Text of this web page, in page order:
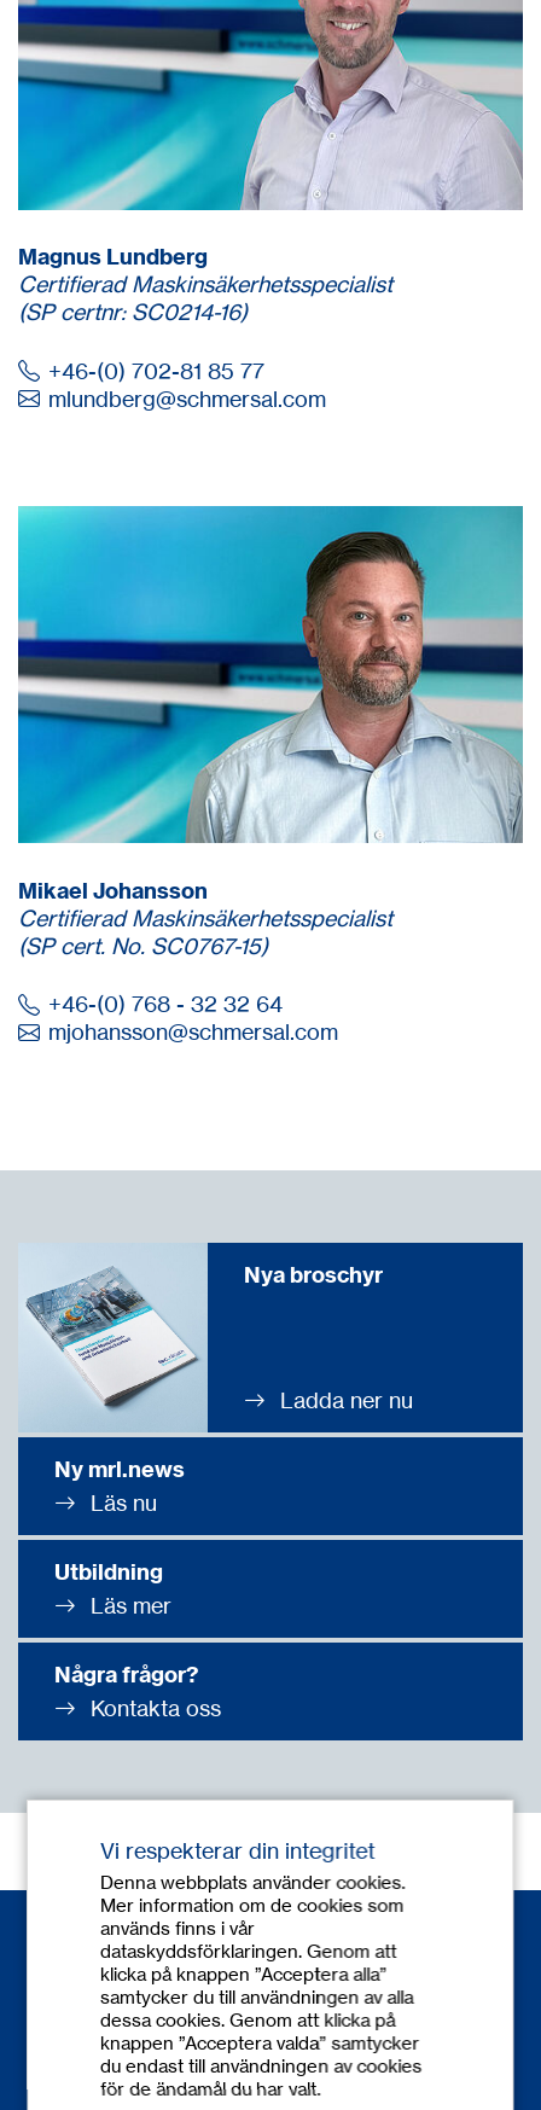
Magnus Lundberg
Certifierad Maskinsäkerhetsspecialist
(SP certnr: SC0214-16)
+46-(0) 702-81 85 77
mlundberg@schmersal.com
Mikael Johansson
Certifierad Maskinsäkerhetsspecialist
(SP cert. No. SC0767-15)
+46-(0) 768 - 32 32 64
mjohansson@schmersal.com
Nya broschyr
Ladda ner nu
Ny mrl.news
Läs nu
Utbildning
Läs mer
Några frågor?
Kontakta oss
Kontakt
+46-(0) 31-3 38 35 00
Vi respekterar din integritet
Denna webbplats använder cookies.
Mer information om de cookies som
används finns i vår
dataskyddsförklaringen. Genom att
klicka på knappen ”Acceptera alla”
samtycker du till användningen av alla
dessa cookies. Genom att klicka på
knappen ”Acceptera valda” samtycker
du endast till användningen av cookies
för de ändamål du har valt.